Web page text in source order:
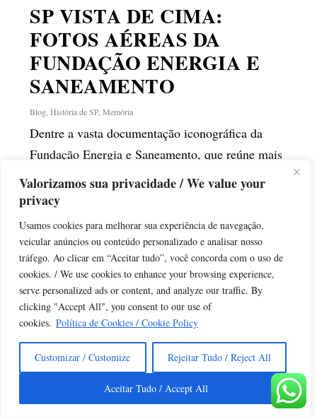
Valorizamos sua privacidade / We value your
privacy
Usamos cookies para melhorar sua experiência de navegação,
veicular anúncios ou conteúdo personalizado e analisar nosso
tráfego. Ao clicar em “Aceitar tudo”, você concorda com o uso de
cookies. / We use cookies to enhance your browsing experience,
serve personalized ads or content, and analyze our traffic. By
clicking "Accept All", you consent to our use of
cookies. Política de Cookies / Cookie Policy
Customizar / Customize Rejeitar Tudo / Reject All
Aceitar Tudo / Accept All
SP VISTA DE CIMA:
FOTOS AÉREAS DA
FUNDAÇÃO ENERGIA E
SANEAMENTO
Blog ,História de SP,Memória
Dentre a vasta documentação iconográfica da
Fundação Energia e Saneamento, que reúne mais
de 260 mil itens, destacam-se conjuntos de
aerolevantamentos da antiga companhia de
energia Light, realizados a partir da década de
1920 em diferentes regiões do Estado de São...
CONTINUE LENDO